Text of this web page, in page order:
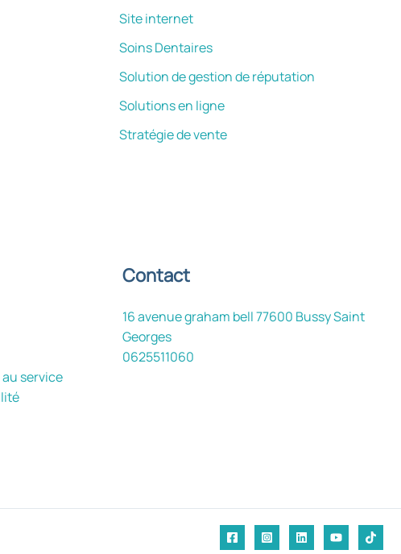
Site internet
Soins Dentaires
Solution de gestion de réputation
Solutions en ligne
Stratégie de vente
service
Contact
16 avenue graham bell 77600 Bussy Saint
Georges
0625511060